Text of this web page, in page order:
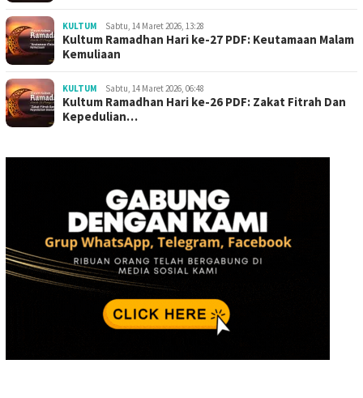
KULTUM Sabtu, 14 Maret 2026, 13:28
Kultum Ramadhan Hari ke-27 PDF: Keutamaan Malam
Kemuliaan
KULTUM Sabtu, 14 Maret 2026, 06:48
Kultum Ramadhan Hari ke-26 PDF: Zakat Fitrah Dan
Kepedulian…